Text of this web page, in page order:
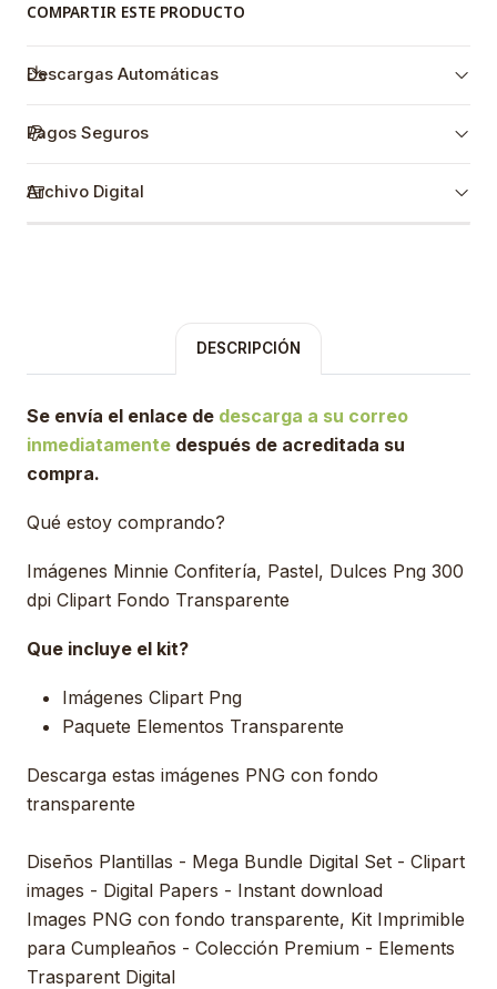
COMPARTIR ESTE PRODUCTO
Descargas Automáticas
Pagos Seguros
Archivo Digital
DESCRIPCIÓN
Se envía el enlace de descarga a su correo
inmediatamente después de acreditada su
compra.
Qué estoy comprando?
Imágenes Minnie Confitería, Pastel, Dulces Png 300
dpi Clipart Fondo Transparente
Que incluye el kit?
Imágenes Clipart Png
Paquete Elementos Transparente
Descarga estas imágenes PNG con fondo
transparente
Diseños Plantillas - Mega Bundle Digital Set - Clipart
images - Digital Papers - Instant download
Images PNG con fondo transparente, Kit Imprimible
para Cumpleaños - Colección Premium - Elements
Trasparent Digital